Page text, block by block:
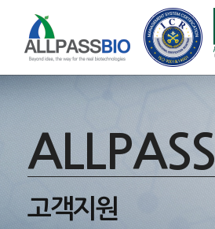
ALLPASS
고객지원